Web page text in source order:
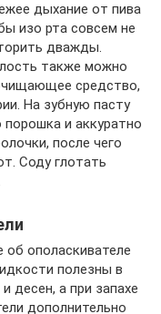
дыхание от пива
изо рта совсем не
дважды.
также можно
средство,
На зубную пасту
и аккуратно
после чего
Соду глотать
об ополаскивателе
полезны в
десен, а при запахе
дополнительно